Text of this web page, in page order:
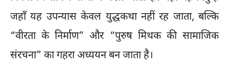
जहाँ यह उपन्यास केवल युद्धकथा नहीं रह जाता, बल्कि
“वीरता के निर्माण” और “पुरुष मिथक की सामाजिक
संरचना” का गहरा अध्ययन बन जाता है।